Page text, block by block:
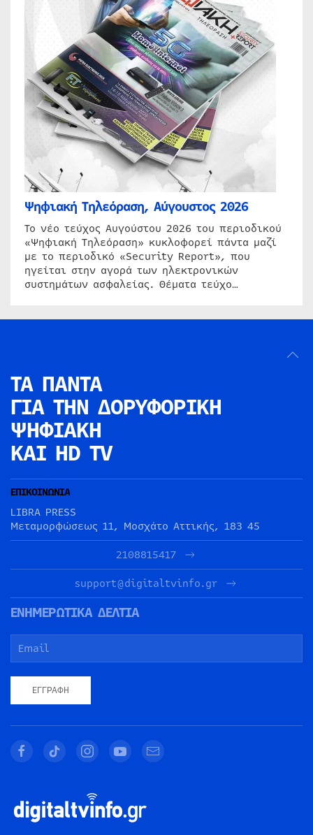
Ψηφιακή Τηλεόραση, Αύγουστος 2026
Το νέο τεύχος Αυγούστου 2026 του περιοδικού
«Ψηφιακή Τηλεόραση» κυκλοφορεί πάντα μαζί
με το περιοδικό «Security Report», που
ηγείται στην αγορά των ηλεκτρονικών
συστημάτων ασφαλείας. Θέματα τεύχο…
ΤΑ ΠΑΝΤΑ
ΓΙΑ ΤΗΝ ΔΟΡΥΦΟΡΙΚΗ
ΨΗΦΙΑΚΗ
ΚΑΙ HD TV
ΕΠΙΚΟΙΝΩΝΙΑ
LIBRA PRESS
Μεταμορφώσεως 11, Μοσχάτο Αττικής, 183 45
2108815417
support@digitaltvinfo.gr
ΕΝΗΜΕΡΩΤΙΚΑ ΔΕΛΤΙΑ
ΕΓΓΡΑΦΉ